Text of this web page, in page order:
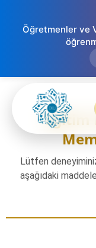
Öğretmenler ve
Eğitim
Lütfen
aşağıdaki